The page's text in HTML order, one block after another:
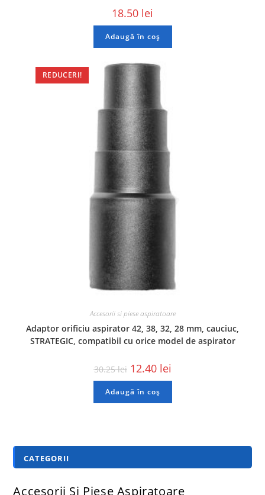
18.50 lei
Adaugă în coș
REDUCERI!
Accesorii si piese aspiratoare
Adaptor orificiu aspirator 42, 38, 32, 28 mm, cauciuc,
STRATEGIC, compatibil cu orice model de aspirator
30.25lei 12.40 lei
Adaugă în coș
CATEGORII
Accesorii Si Piese Aspiratoare